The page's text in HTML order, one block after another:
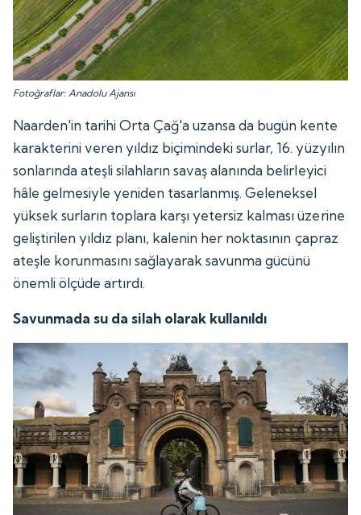
Fotoğraflar: Anadolu Ajansı
Naarden'in tarihi Orta Çağ'a uzansa da bugün kente
karakterini veren yıldız biçimindeki surlar, 16. yüzyılın
sonlarında ateşli silahların savaş alanında belirleyici
hâle gelmesiyle yeniden tasarlanmış. Geleneksel
yüksek surların toplara karşı yetersiz kalması üzerine
geliştirilen yıldız planı, kalenin her noktasının çapraz
ateşle korunmasını sağlayarak savunma gücünü
önemli ölçüde artırdı.
Savunmada su da silah olarak kullanıldı